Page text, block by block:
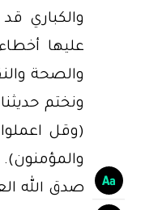
والكباري
عليها
والصحة
ونختم
(وقل
والمؤمنون).
صدق الله